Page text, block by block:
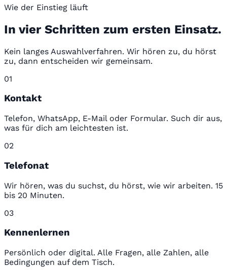
Wie der Einstieg läuft
In vier Schritten zum ersten Einsatz.
Kein langes Auswahlverfahren. Wir hören zu, du hörst
zu, dann entscheiden wir gemeinsam.
01
Kontakt
Telefon, WhatsApp, E-Mail oder Formular. Such dir aus,
was für dich am leichtesten ist.
02
Telefonat
Wir hören, was du suchst, du hörst, wie wir arbeiten. 15
bis 20 Minuten.
03
Kennenlernen
Persönlich oder digital. Alle Fragen, alle Zahlen, alle
Bedingungen auf dem Tisch.